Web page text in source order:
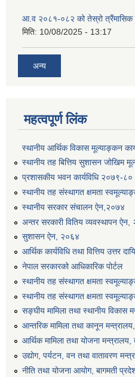
आ.व २०८१-०८२ को तेस्रो त्रैंमासिक
मिति: 10/08/2025 - 13:17
अन्य
महत्वपूर्ण लिंक
स्थानीय आर्थिक विकास मूल्याङ्कन
स्थानीय तह बित्तिय सुशासन जोखिम
प्रशासकीय भवन कार्यविधि २०७९-८०
स्थानीय तह संस्थागत क्षमता
स्थानीय सरकार संचालन ऐन,२०७४
अन्तर सरकारी वितिय व्यवस्थापन ऐन,
सुशासन ऐन, २०६४
आर्थिक कार्यविधि तथा वित्तिय उत्तर
नेपाल सरकारको आधिकारिक पोर्टल
स्थानीय तह संस्थागत क्षमता
स्थानीय तह संस्थागत क्षमता
सङ्घीय मामिला तथा स्थानीय विकास
आन्तरिक मामिला तथा कानून
आर्थिक मामिला तथा योजना मन्त्रालय,
उद्योग, पर्यटन, वन तथा वातावरण
नीति तथा योजना आयोग, बागमती